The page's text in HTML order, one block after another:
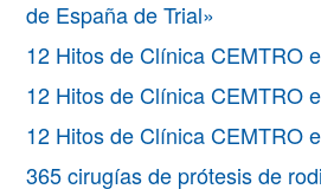
de España de Trial»
12 Hitos de Clínica CEMTRO
12 Hitos de Clínica CEMTRO
12 Hitos de Clínica CEMTRO
365 cirugías de prótesis de